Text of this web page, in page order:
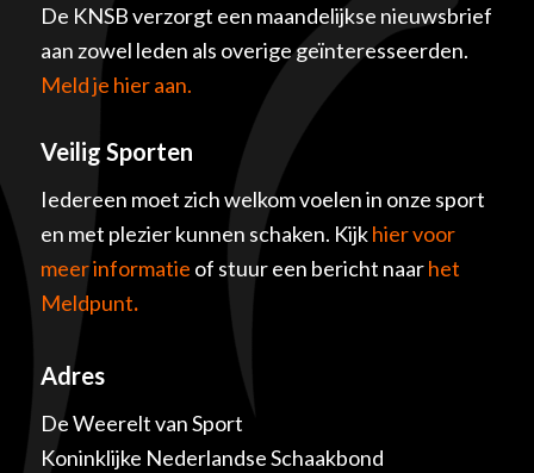
De KNSB verzorgt een maandelijkse nieuwsbrief
aan zowel leden als overige geïnteresseerden.
Meld je hier aan.
Veilig Sporten
Iedereen moet zich welkom voelen in onze sport
en met plezier kunnen schaken. Kijkhier voor
meer informatie of stuur een bericht naarhet
Meldpunt.
Adres
De Weerelt van Sport
Koninklijke Nederlandse Schaakbond